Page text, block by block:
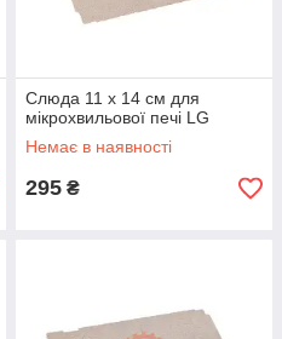
Слюда 11 x 14 см для
мікрохвильової печі LG
Немає в наявності
295 ₴